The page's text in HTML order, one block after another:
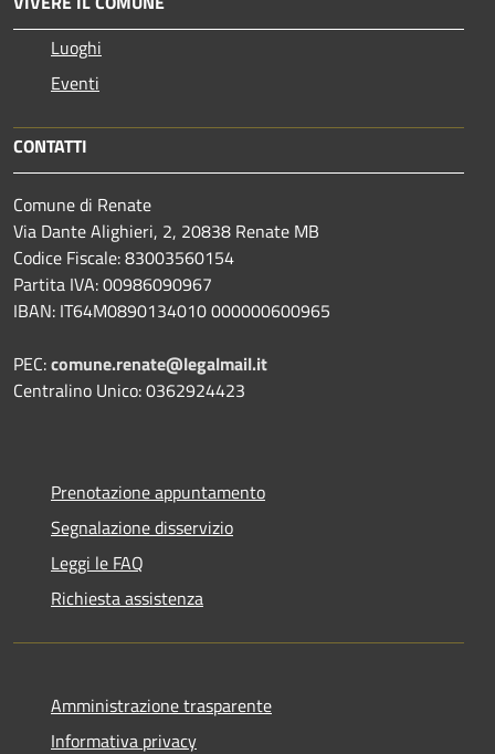
Luoghi
Eventi
CONTATTI
Comune di Renate
Via Dante Alighieri, 2, 20838 Renate MB
Codice Fiscale: 83003560154
Partita IVA: 00986090967
IBAN: IT64M0890134010 000000600965
PEC:comune.renate@legalmail.it
Centralino Unico: 0362924423
Prenotazione appuntamento
Segnalazione disservizio
Leggi le FAQ
Richiesta assistenza
Amministrazione trasparente
Informativa privacy